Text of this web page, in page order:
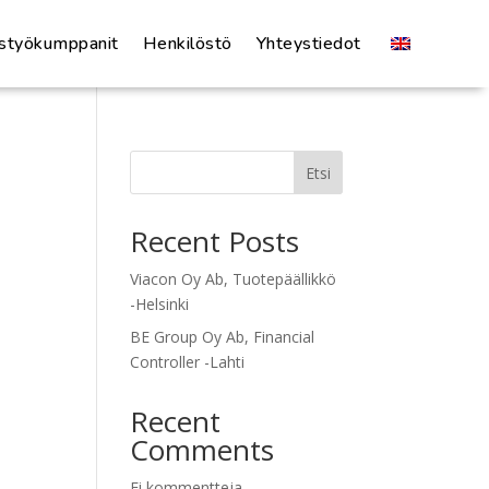
Henkilöstö Yhteystiedot
Etsi
Recent Posts
Viacon Oy Ab, Tuotepäällikkö
-Helsinki
BE Group Oy Ab, Financial
Controller -Lahti
Recent
Comments